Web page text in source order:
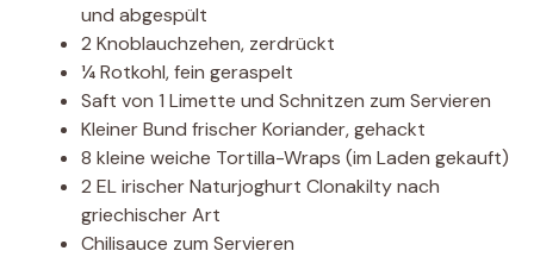
und abgespült
2 Knoblauchzehen, zerdrückt
¼ Rotkohl, fein geraspelt
Saft von 1 Limette und Schnitzen zum Servieren
Kleiner Bund frischer Koriander, gehackt
8 kleine weiche Tortilla-Wraps (im Laden gekauft)
2 EL irischer Naturjoghurt Clonakilty nach
griechischer Art
Chilisauce zum Servieren